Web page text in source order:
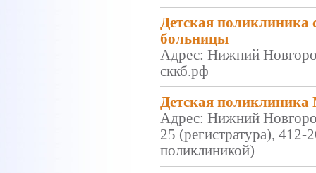
Детская поликлиника
больницы
Адрес: Нижний
сккб.рф
Детская
Адрес: Нижний
25 (регистратура),
поликлиникой)